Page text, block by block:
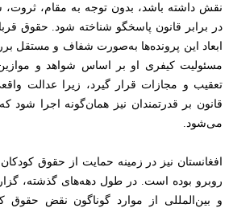
نقش داشته باشد، بدون توجه به مقام، ثروت،
در برابر قانون پاسخگو شناخته شود. حقوق
ابعاد این پرونده‌ها به‌صورت شفاف و
مسئولیت کیفری او بر اساس شواهد و موازین
تعقیب و مجازات قرار گیرد، زیرا عدالت
قانون بر قدرتمندان نیز همان‌گونه اجرا شود
می‌شود.
افغانستان نیز در زمینه حمایت از حقوق
روبرو بوده است. در طول دهه‌های گذشته،
و بین‌المللی از موارد گوناگون نقض حقوق